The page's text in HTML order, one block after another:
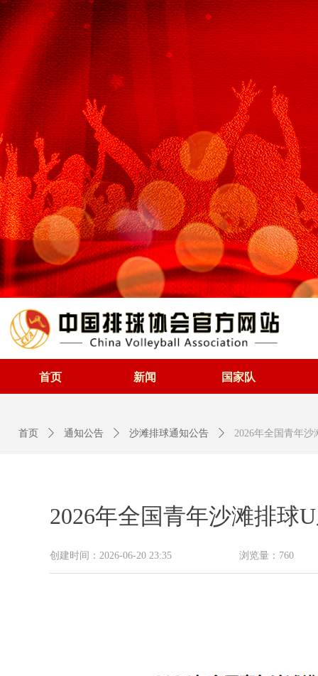
首页 新闻 国家队
2026年全国青年沙滩排球
创建时间： 2026-06-20 23:35 浏览量： 760
首页 ꄲ 通知公告 ꄲ 沙滩排球通知公告 ꄲ 2026年全国青年